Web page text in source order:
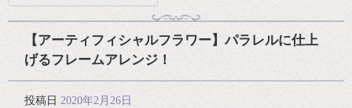
【アーティフィシャルフラワー】パラレルに仕上
げるフレームアレンジ！
投稿日 2020年2月26日